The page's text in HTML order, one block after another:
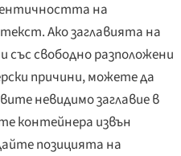
на
Ако заглавията на
със свободно разположени
причини, можете да
невидимо заглавие в
контейнера извън
позицията на